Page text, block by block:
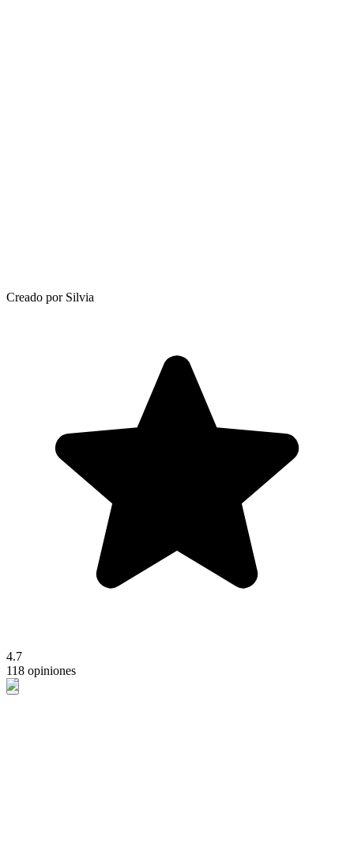
Creado por Silvia
4.7
118 opiniones